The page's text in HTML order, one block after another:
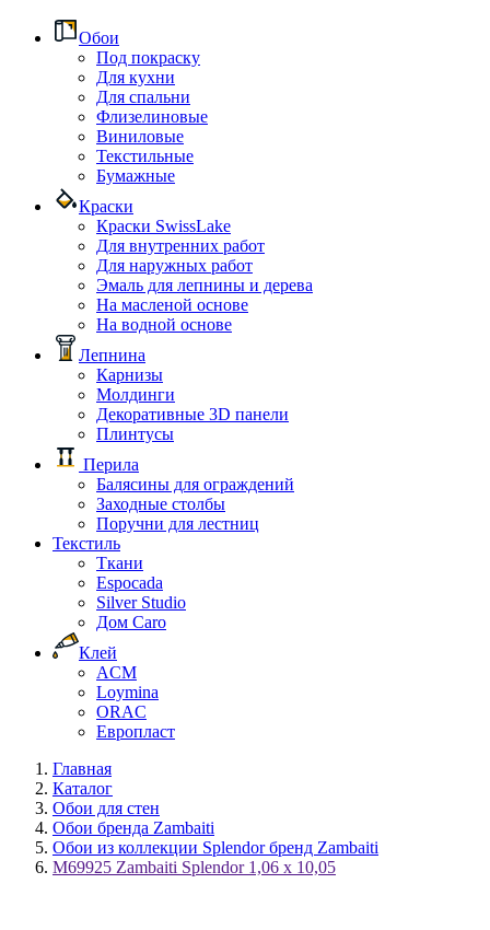
Обои
Под покраску
Для кухни
Для спальни
Флизелиновые
Виниловые
Текстильные
Бумажные
Краски
Краски SwissLake
Для внутренних работ
Для наружных работ
Эмаль для лепнины и дерева
На масленой основе
На водной основе
Лепнина
Карнизы
Молдинги
Декоративные 3D панели
Плинтусы
Перила
Балясины для ограждений
Заходные столбы
Поручни для лестниц
Текстиль
Ткани
Espocada
Silver Studio
Дом Caro
Клей
ACM
Loymina
ORAC
Европласт
Главная
Каталог
Обои для стен
Обои бренда Zambaiti
Обои из коллекции Splendor бренд Zambaiti
M69925 Zambaiti Splendor 1,06 х 10,05